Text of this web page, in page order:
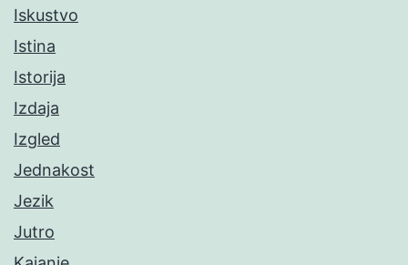
Iskustvo
Istina
Istorija
Izdaja
Izgled
Jednakost
Jezik
Jutro